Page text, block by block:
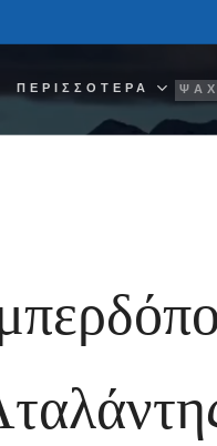
ΠΕΡΙΣΣΌΤΕΡΑ